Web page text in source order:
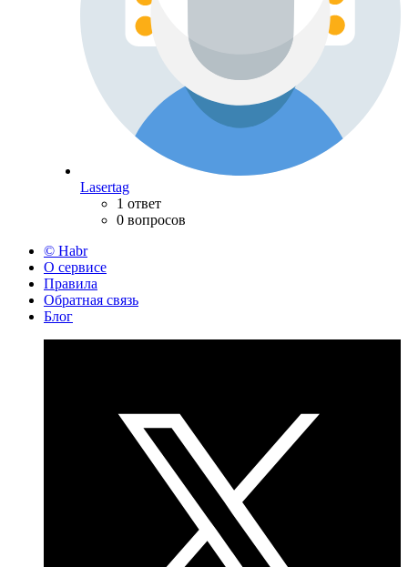
Lasertag
1 ответ
0 вопросов
© Habr
О сервисе
Правила
Обратная связь
Блог